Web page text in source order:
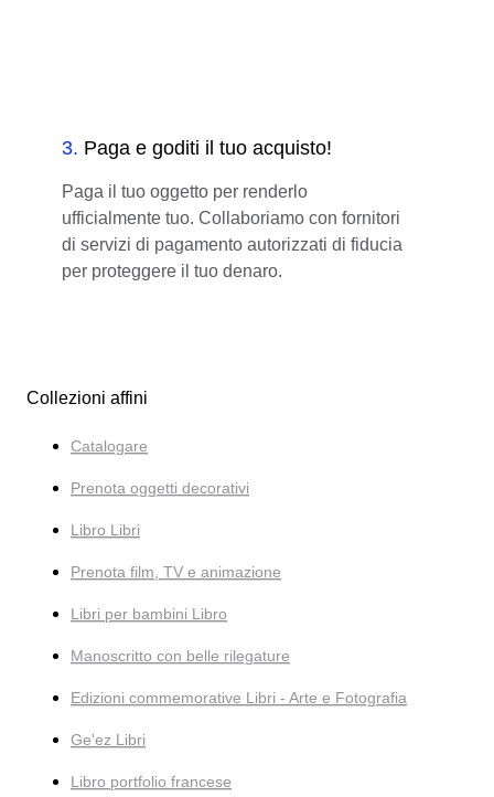
3. Paga e goditi il tuo acquisto!
Paga il tuo oggetto per renderlo
ufficialmente tuo. Collaboriamo con fornitori
di servizi di pagamento autorizzati di fiducia
per proteggere il tuo denaro.
Collezioni affini
Catalogare
Prenota oggetti decorativi
Libro Libri
Prenota film, TV e animazione
Libri per bambini Libro
Manoscritto con belle rilegature
Edizioni commemorative Libri - Arte e Fotografia
Ge'ez Libri
Libro portfolio francese